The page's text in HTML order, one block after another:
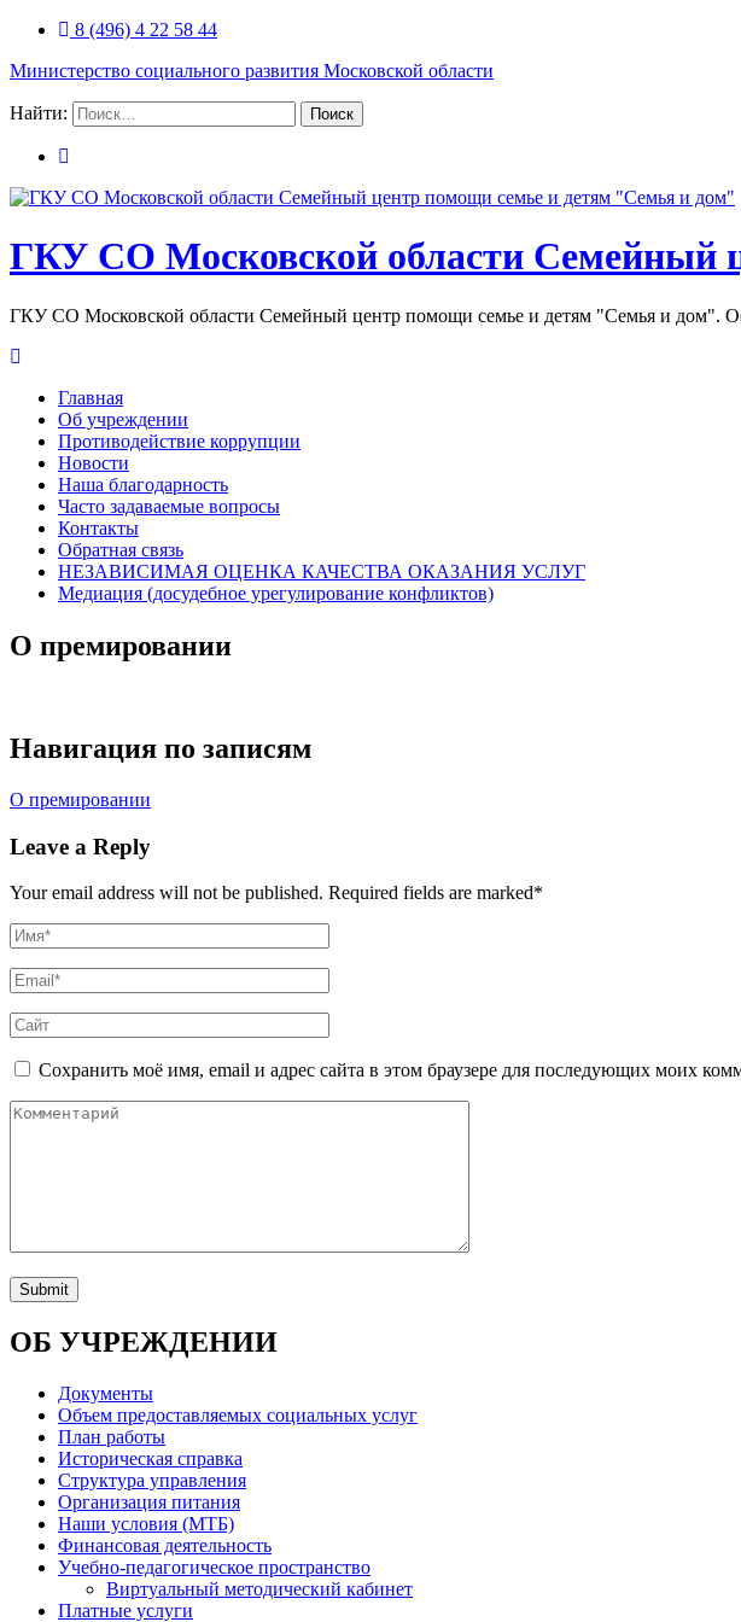
8 (496) 4 22 58 44
Министерство социального развития Московской области
Найти:
ГКУ СО Московской области Семейный
ГКУ СО Московской области Семейный центр помощи семье и детям "Семья и дом".
Главная
Об учреждении
Противодействие коррупции
Новости
Наша благодарность
Часто задаваемые вопросы
Контакты
Обратная связь
НЕЗАВИСИМАЯ ОЦЕНКА КАЧЕСТВА ОКАЗАНИЯ УСЛУГ
Медиация (досудебное урегулирование конфликтов)
О премировании
Навигация по записям
О премировании
Leave a Reply
Your email address will not be published. Required fields are marked*
Сохранить моё имя, email и адрес сайта в этом браузере для последующих моих
ОБ УЧРЕЖДЕНИИ
Документы
Объем предоставляемых социальных услуг
План работы
Историческая справка
Структура управления
Организация питания
Наши условия (МТБ)
Финансовая деятельность
Учебно-педагогическое пространство
Виртуальный методический кабинет
Платные услуги